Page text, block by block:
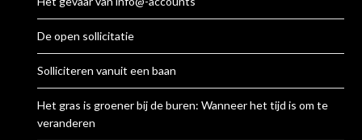
De open sollicitatie
Solliciteren vanuit een baan
Het gras is groener bij de buren: Wanneer het tijd is om te
veranderen